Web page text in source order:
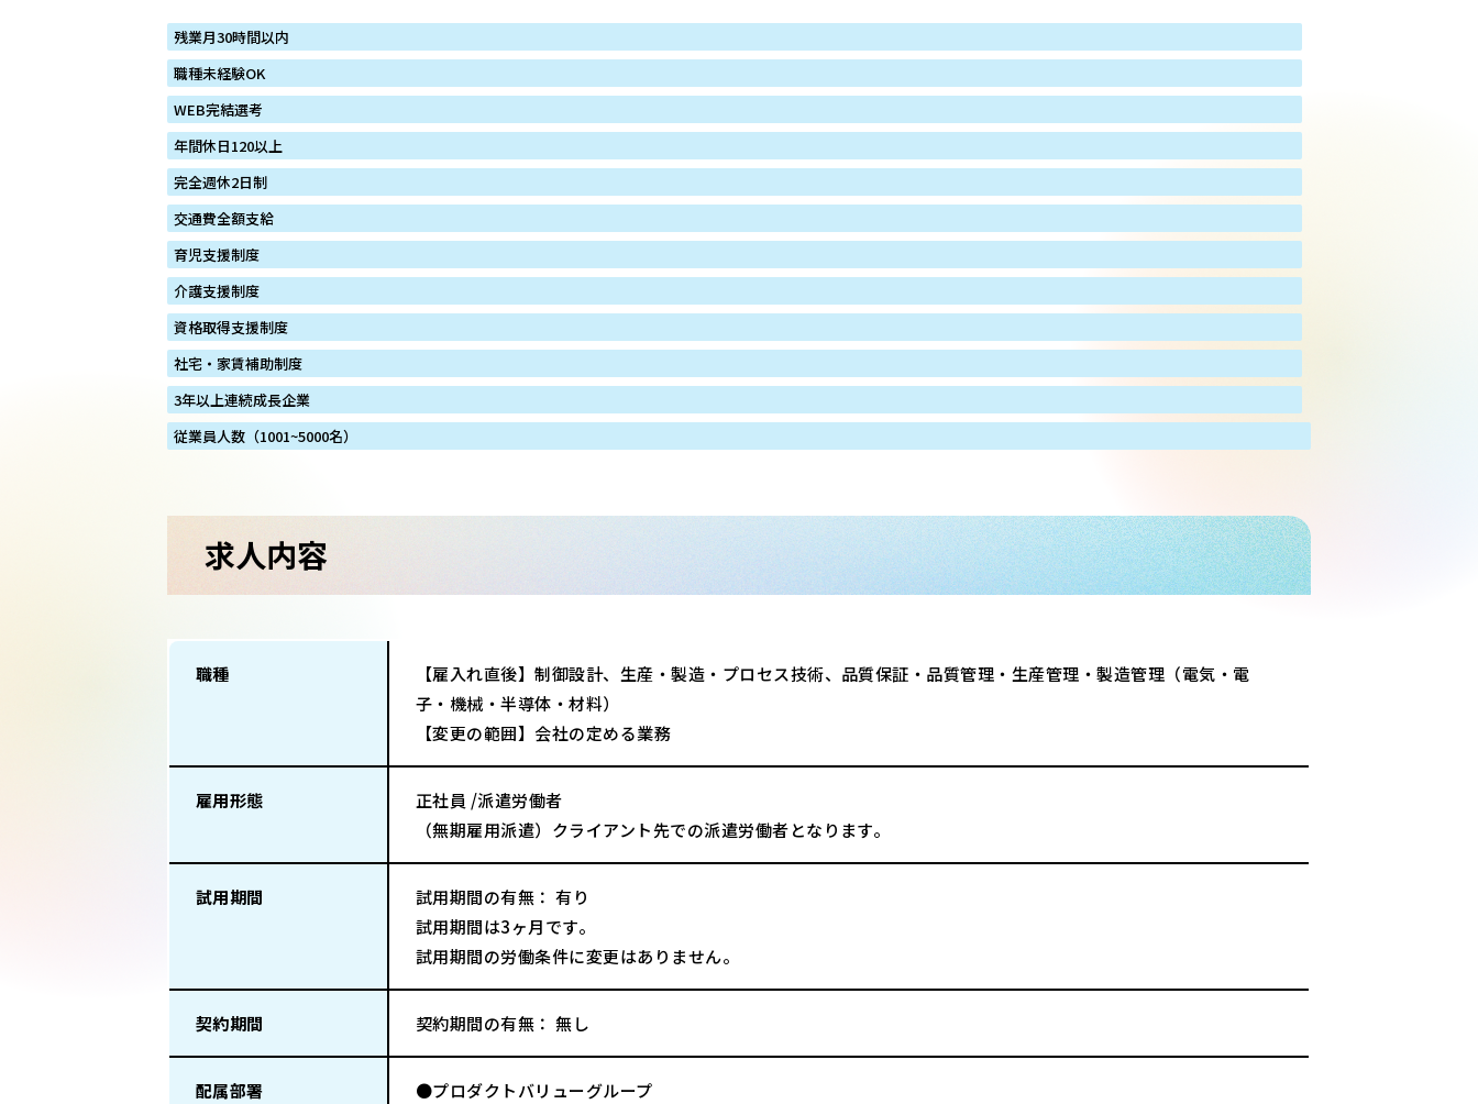
残業月30時間以内
職種未経験OK
WEB完結選考
年間休日120以上
完全週休2日制
交通費全額支給
育児支援制度
介護支援制度
資格取得支援制度
社宅・家賃補助制度
3年以上連続成長企業
従業員人数（1001~5000名）
求人内容
職種
【雇入れ直後】制御設計、生産・製造・プロセス技術、品質保証・品質管理・生産管理・製造管理（電気・電
子・機械・半導体・材料）
【変更の範囲】会社の定める業務
雇用形態
正社員 /派遣労働者
（無期雇用派遣）クライアント先での派遣労働者となります。
試用期間
試用期間の有無： 有り
試用期間は3ヶ月です。
試用期間の労働条件に変更はありません。
契約期間 契約期間の有無： 無し
配属部署
●プロダクトバリューグループ